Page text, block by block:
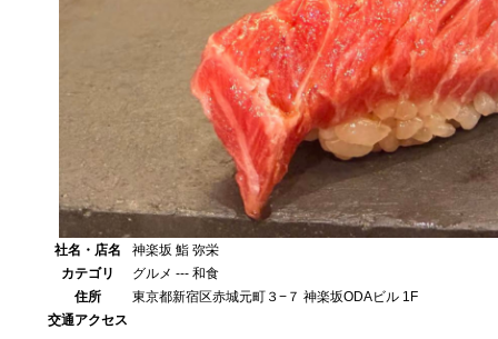
社名・店名
神楽坂 鮨 弥栄
カテゴリ
グルメ --- 和食
住所
東京都新宿区赤城元町３−７ 神楽坂ODAビル 1F
交通アクセス